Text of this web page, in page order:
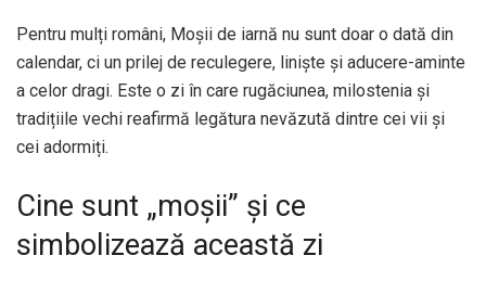
Pentru mulți români, Moșii de iarnă nu sunt doar o dată din
calendar, ci un prilej de reculegere, liniște și aducere-aminte
a celor dragi. Este o zi în care rugăciunea, milostenia și
tradițiile vechi reafirmă legătura nevăzută dintre cei vii și
cei adormiți.
Cine sunt „moșii” și ce
simbolizează această zi